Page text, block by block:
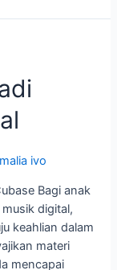
ivo
Bagi anak
digital,
keahlian dalam
materi
mencapai